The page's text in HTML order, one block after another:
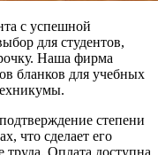
с успешной
для студентов,
Наша фирма
бланков для учебных
степени
что сделает его
Оплата доступна